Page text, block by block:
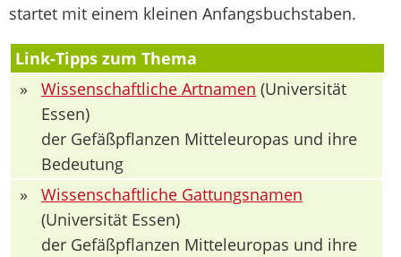
startet mit einem kleinen Anfangsbuchstaben.
Link-Tipps zum Thema
»
Wissenschaftliche Artnamen (Universität
Essen)
der Gefäßpflanzen Mitteleuropas und ihre
Bedeutung
»
Wissenschaftliche Gattungsnamen
(Universität Essen)
der Gefäßpflanzen Mitteleuropas und ihre